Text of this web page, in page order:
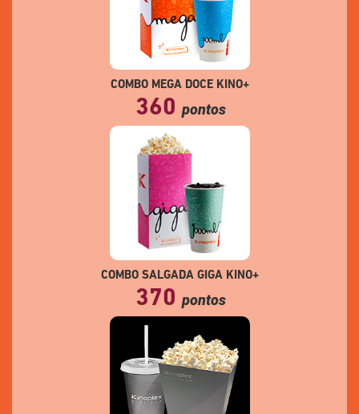
COMBO MEGA DOCE KINO+
360 pontos
COMBO SALGADA GIGA KINO+
370 pontos